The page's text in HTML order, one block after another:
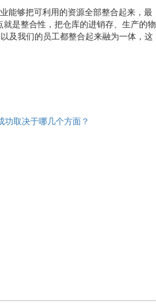
能够把可利用的资源全部整合起来，最
是整合性，把仓库的进销存、生产的物
及我们的员工都整合起来融为一体，这
功取决于哪几个方面？